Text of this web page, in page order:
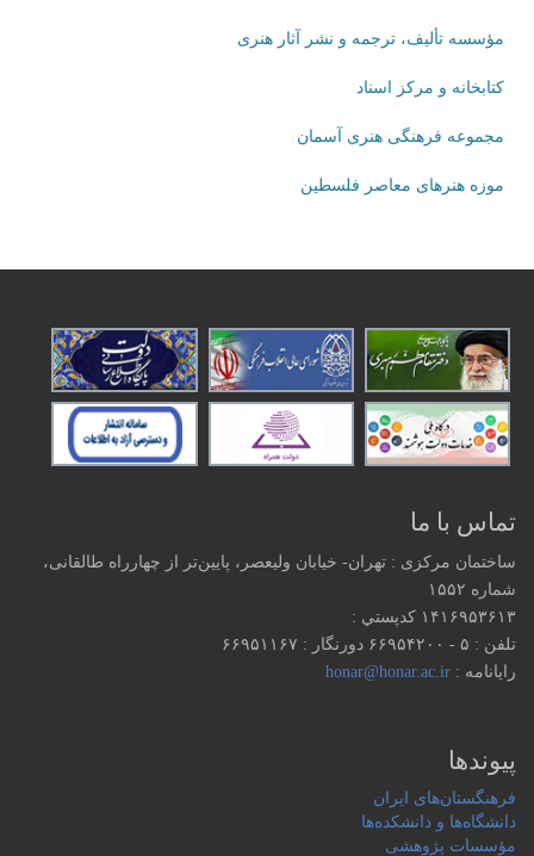
مؤسسه تألیف، ترجمه و نشر آثار هنری
کتابخانه و مرکز اسناد
مجموعه فرهنگی هنری آسمان
موزه هنرهای‌ معاصر فلسطین
تماس با ما
ساختمان مرکزی : تهران- خیابان ولیعصر، پایین‌تر از چهارراه طالقانی،
شماره ۱۵۵۲
۱۴۱۶۹۵۳۶۱۳ كدپستي :
تلفن : ۵ - ۶۶۹۵۴۲۰۰ دورنگار : ۶۶۹۵۱۱۶۷
رایانامه :honar@honar.ac.ir
پیوندها
فرهنگستان‌های ایران
دانشگاه‌ها و دانشکده‌ها
مؤسسات پژوهشی